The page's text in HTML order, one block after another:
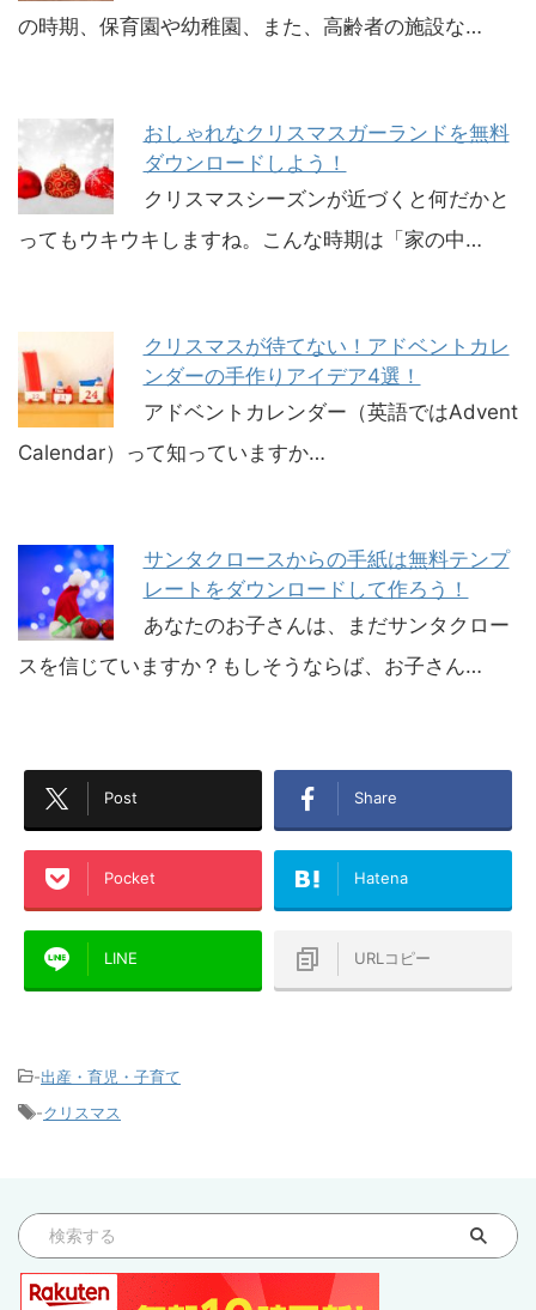
の時期、保育園や幼稚園、また、高齢者の施設な…
おしゃれなクリスマスガーランドを無料
ダウンロードしよう！
クリスマスシーズンが近づくと何だかと
ってもウキウキしますね。こんな時期は「家の中…
クリスマスが待てない！アドベントカレ
ンダーの手作りアイデア4選！
アドベントカレンダー（英語ではAdvent
Calendar）って知っていますか…
サンタクロースからの手紙は無料テンプ
レートをダウンロードして作ろう！
あなたのお子さんは、まだサンタクロー
スを信じていますか？もしそうならば、お子さん…
Post Share
Pocket Hatena
LINE URLコピー
-出産・育児・子育て
-クリスマス